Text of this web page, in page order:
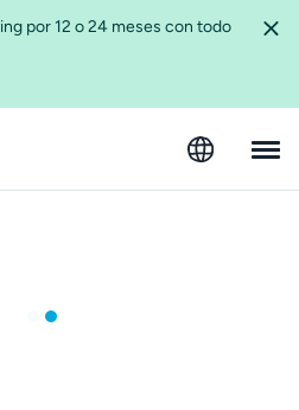
por 12 o 24 meses con todo